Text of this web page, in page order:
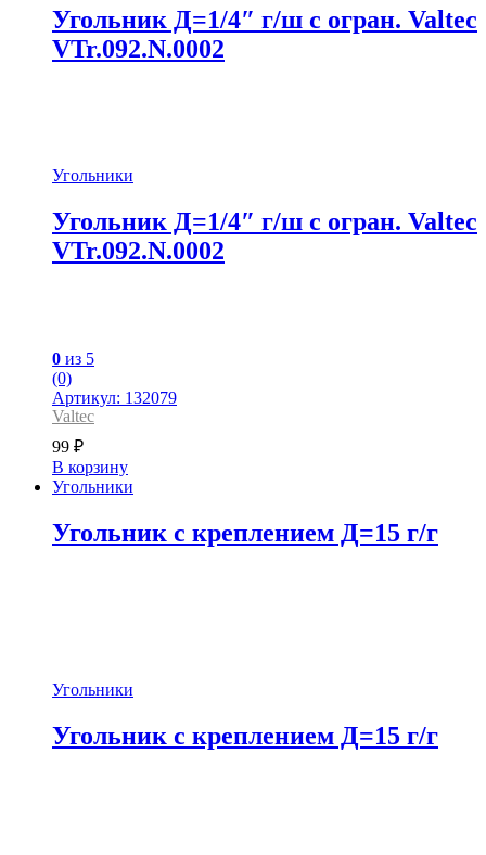
Угольник Д=1/4″ г/ш с огран. Valtec
VTr.092.N.0002
Угольники
Угольник Д=1/4″ г/ш с огран. Valtec
VTr.092.N.0002
0 из 5
(0)
Артикул: 132079
Valtec
99 ₽
В корзину
Угольники
Угольник с креплением Д=15 г/г
Угольники
Угольник с креплением Д=15 г/г